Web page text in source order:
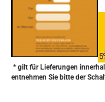
* gilt für Lieferungen
entnehmen Sie bitte der